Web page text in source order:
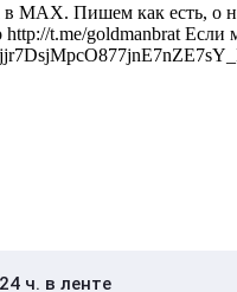
MAX. Пишем как есть, о
http://t.me/goldmanbrat
ч. в ленте